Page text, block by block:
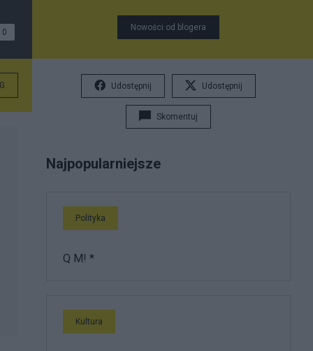
0 Nowości od blogera
Udostępnij Udostępnij
Skomentuj
Najpopularniejsze
Polityka
Q M! *
Kultura